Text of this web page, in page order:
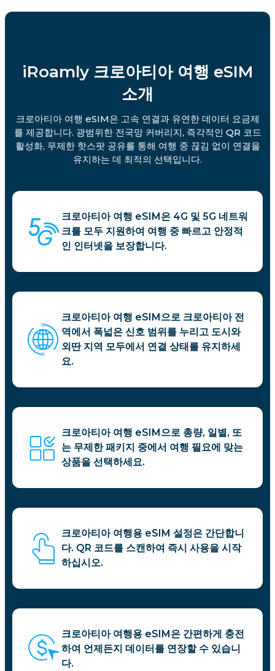
iRoamly 크로아티아 여행 eSIM
소개
크로아티아 여행 eSIM은 고속 연결과 유연한 데이터 요금제
를 제공합니다. 광범위한 전국망 커버리지, 즉각적인 QR 코드
활성화, 무제한 핫스팟 공유를 통해 여행 중 끊김 없이 연결을
유지하는 데 최적의 선택입니다.
크로아티아 여행 eSIM은 4G 및 5G 네트워
크를 모두 지원하여 여행 중 빠르고 안정적
인 인터넷을 보장합니다.
크로아티아 여행 eSIM으로 크로아티아 전
역에서 폭넓은 신호 범위를 누리고 도시와
외딴 지역 모두에서 연결 상태를 유지하세
요.
크로아티아 여행 eSIM으로 총량, 일별, 또
는 무제한 패키지 중에서 여행 필요에 맞는
상품을 선택하세요.
크로아티아 여행용 eSIM 설정은 간단합니
다. QR 코드를 스캔하여 즉시 사용을 시작
하십시오.
크로아티아 여행용 eSIM은 간편하게 충전
하여 언제든지 데이터를 연장할 수 있습니
다.